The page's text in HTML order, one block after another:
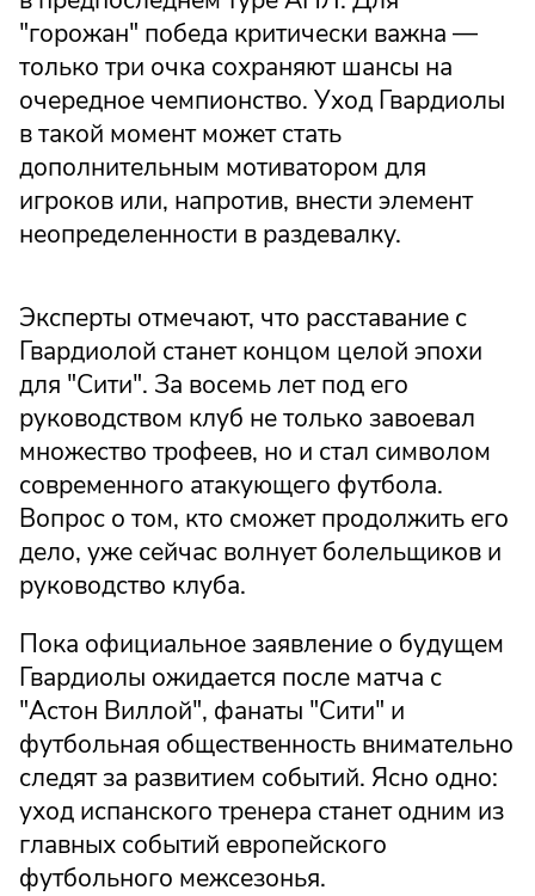
"горожан" победа критически важна —
только три очка сохраняют шансы на
очередное чемпионство. Уход Гвардиолы
в такой момент может стать
дополнительным мотиватором для
игроков или, напротив, внести элемент
неопределенности в раздевалку.
Эксперты отмечают, что расставание с
Гвардиолой станет концом целой эпохи
для "Сити". За восемь лет под его
руководством клуб не только завоевал
множество трофеев, но и стал символом
современного атакующего футбола.
Вопрос о том, кто сможет продолжить его
дело, уже сейчас волнует болельщиков и
руководство клуба.
Пока официальное заявление о будущем
Гвардиолы ожидается после матча с
"Астон Виллой", фанаты "Сити" и
футбольная общественность внимательно
следят за развитием событий. Ясно одно:
уход испанского тренера станет одним из
главных событий европейского
футбольного межсезонья.